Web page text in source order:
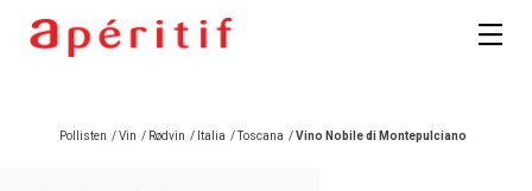
Pollisten /Vin / Rødvin / Italia /Toscana /Vino Nobile di Montepulciano